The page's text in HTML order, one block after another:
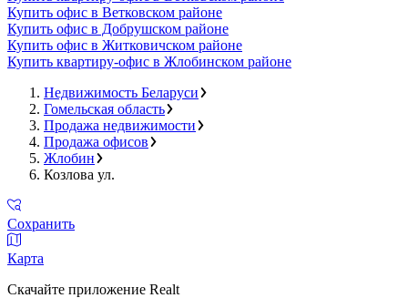
Купить офис в Ветковском районе
Купить офис в Добрушском районе
Купить офис в Житковичском районе
Купить квартиру-офис в Жлобинском районе
Недвижимость Беларуси
Гомельская область
Продажа недвижимости
Продажа офисов
Жлобин
Козлова ул.
Сохранить
Карта
Скачайте приложение Realt